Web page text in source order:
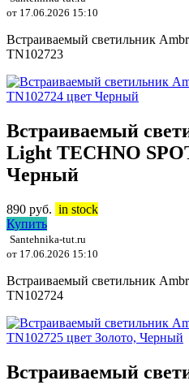
от 17.06.2026 15:10
Встраиваемый светильник
TN102723
Встраиваемый
Light TECHNO
Черный
890 руб. in stock
Купить
Santehnika-tut.ru
от 17.06.2026 15:10
Встраиваемый светильник
TN102724
Встраиваемый